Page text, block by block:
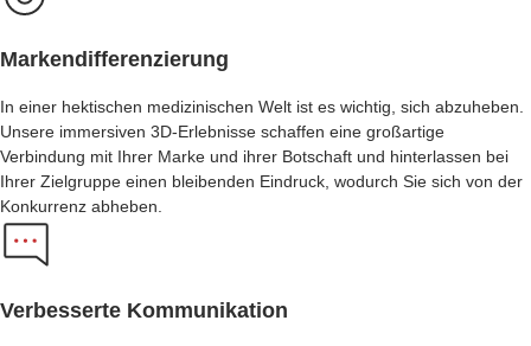
Markendifferenzierung
In einer hektischen medizinischen Welt ist es wichtig, sich abzuheben.
Unsere immersiven 3D-Erlebnisse schaffen eine großartige
Verbindung mit Ihrer Marke und ihrer Botschaft und hinterlassen bei
Ihrer Zielgruppe einen bleibenden Eindruck, wodurch Sie sich von der
Konkurrenz abheben.
Verbesserte Kommunikation